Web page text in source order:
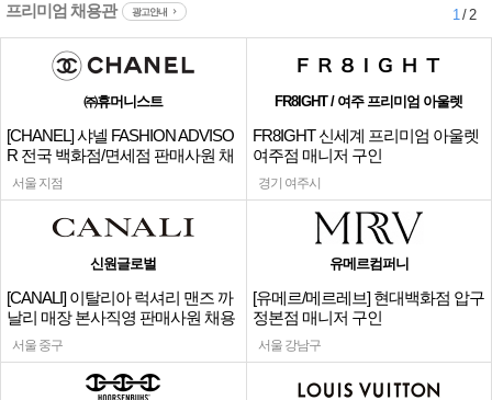
프리미엄 채용관 광고안내 1/ 2
㈜휴머니스트
[CHANEL] 샤넬 FASHION ADVISO
R 전국 백화점/면세점 판매사원 채
용
서울 지점
FR8IGHT / 여주 프리미엄 아울렛
FR8IGHT 신세계 프리미엄 아울렛
여주점 매니저 구인
경기 여주시
신원글로벌
[CANALI] 이탈리아 럭셔리 맨즈 까
날리 매장 본사직영 판매사원 채용
서울 중구
유메르컴퍼니
[유메르/메르레브] 현대백화점 압구
정본점 매니저 구인
서울 강남구